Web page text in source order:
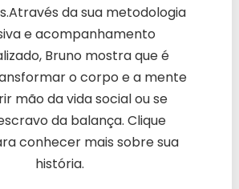
da sua metodologia
e acompanhamento
Bruno mostra que é
o corpo e a mente
mão da vida social ou se
da balança. Clique
conhecer mais sobre sua
história.